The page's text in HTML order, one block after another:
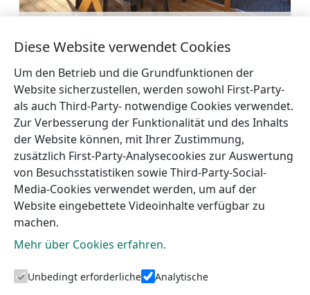
Pīlādži
←Gästehaus
Uguņciema dzirnavas
Gästehaus Uguņciema
dzirnavas→
Touristeninformation von Talsi
Diese Website verwendet Cookies
Um den Betrieb und die Grundfunktionen der
Website sicherzustellen, werden sowohl First-Party-
als auch Third-Party- notwendige Cookies verwendet.
Zur Verbesserung der Funktionalität und des Inhalts
der Website können, mit Ihrer Zustimmung,
zusätzlich First-Party-Analysecookies zur Auswertung
von Besuchsstatistiken sowie Third-Party-Social-
Media-Cookies verwendet werden, um auf der
Website eingebettete Videoinhalte verfügbar zu
machen.
Mehr über Cookies erfahren.
Unbedingt erforderliche Analytische